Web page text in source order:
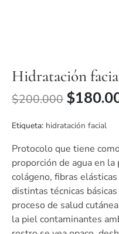
Hidratación
$200.000 $
Etiqueta: hidratación facial
Protocolo que tiene
proporción de agua en
colágeno, fibras
distintas técnicas
proceso de salud
la piel contaminantes